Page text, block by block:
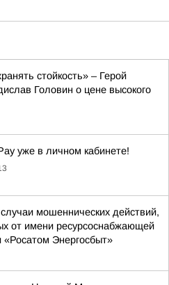
стойкость» – Герой
Головин о цене высокого
уже в личном кабинете!
мошеннических действий,
от имени ресурсоснабжающей
«Росатом Энергосбыт»